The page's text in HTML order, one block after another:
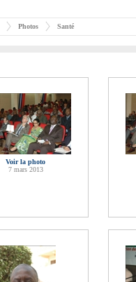
Photos Santé
Voir la photo
7 mars 2013